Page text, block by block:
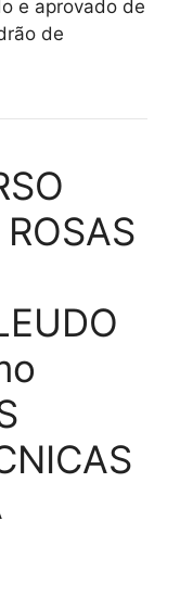
e aprovado de
de